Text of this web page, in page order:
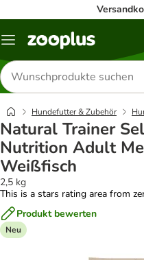
Menü
Produkte
suchen
Hundefutter & Zubehör
Natural Trainer
Nutrition Adult
Weißfisch
2,5 kg
This is a stars rating area from
Produkt bewerten
Neu